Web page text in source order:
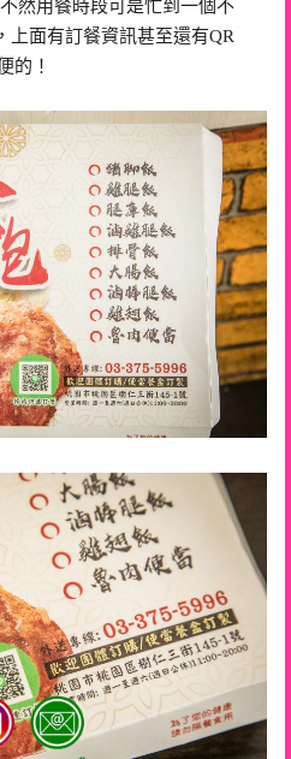
然用餐時段可是忙到一個不
上面有訂餐資訊甚至還有QR
的！